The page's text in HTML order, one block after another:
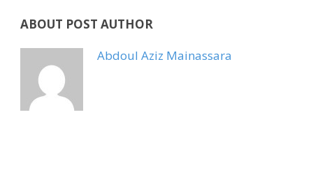
ABOUT POST AUTHOR
Abdoul Aziz Mainassara